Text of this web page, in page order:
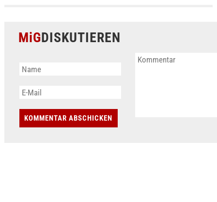
MiGDISKUTIEREN